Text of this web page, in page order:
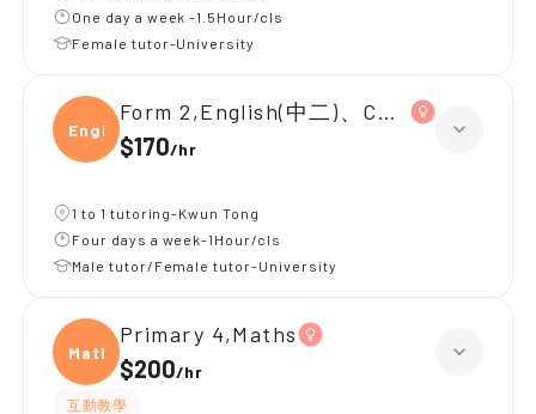
One day a week -1.5Hour/cls
Female tutor-University
Engli
Form 2,English(中二)、Chinese(中二)
$170/hr
1 to 1 tutoring-Kwun Tong
Four days a week-1Hour/cls
Male tutor/Female tutor-University
Maths
Primary 4,Maths
$200/hr
互動教學